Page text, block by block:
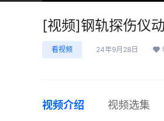
[视频]钢轨探伤仪
看视频 24年9月28日
视频介绍 视频选集